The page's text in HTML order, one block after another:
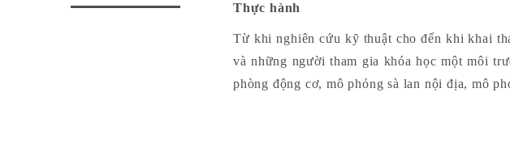
Thực hành
Từ khi nghiên cứu kỹ thuật cho đến khi khai
và những người tham gia khóa học một môi
phòng động cơ, mô phỏng sà lan nội địa, mô